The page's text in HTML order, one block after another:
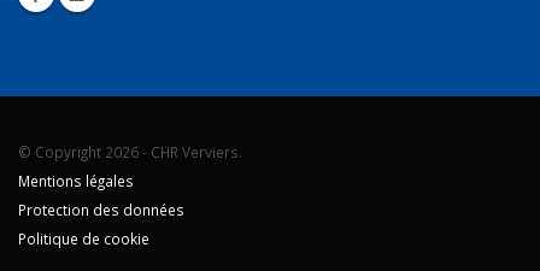
© Copyright 2026 - CHR Verviers.
Mentions légales
Protection des données
Politique de cookie